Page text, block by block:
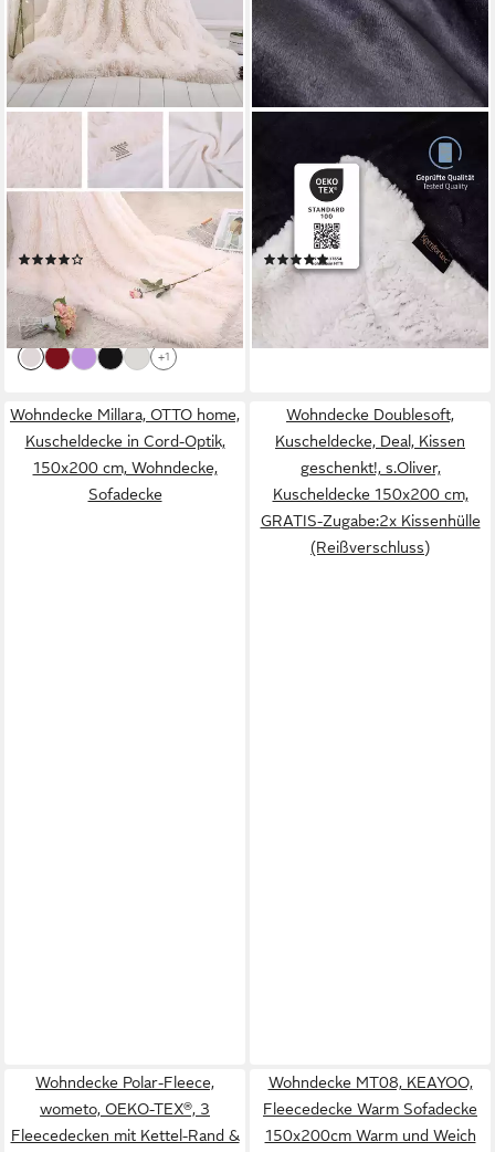
Wohndecke Kuscheldecke
Flauschig,Ultraweiche
Fleecedecke Leichte Warme
Sofadecke, Wohn
Kuscheldecke, Gemütliche
Couchdecke, Atmungsaktiv &
Pflegeleicht
(4)
UVP 45,99 €
-54%
lieferbar - in 4-5 Werktagen bei dir
+1
Wohndecke Sherpa
Fleecedecke, Oeko-TEX
Zertifizierte, Flauschig
Kuscheldecke, warm Sherpa
Sofaüberwurf, Dick Sofadecke
(43)
34,99 €
lieferbar - in 2-3 Werktagen bei dir
Wohndecke Millara, OTTO home,
Kuscheldecke in Cord-Optik,
150x200 cm, Wohndecke,
Sofadecke
Wohndecke Doublesoft,
Kuscheldecke, Deal, Kissen
geschenkt!, s.Oliver,
Kuscheldecke 150x200 cm,
GRATIS-Zugabe:2x Kissenhülle
(Reißverschluss)
Wohndecke Polar-Fleece,
wometo, OEKO-TEX®, 3
Fleecedecken mit Kettel-Rand &
Wohndecke MT08, KEAYOO,
Fleecedecke Warm Sofadecke
150x200cm Warm und Weich